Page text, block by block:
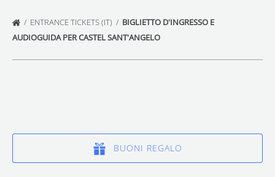
ENTRANCE TICKETS (IT)
BIGLIETTO D'INGRESSO E
AUDIOGUIDA PER CASTEL SANT'ANGELO
BUONI REGALO